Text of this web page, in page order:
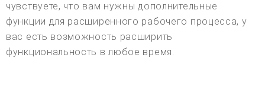
чувствуете, что вам нужны дополнительные
функции для расширенного рабочего процесса, у
вас есть возможность расширить
функциональность в любое время.